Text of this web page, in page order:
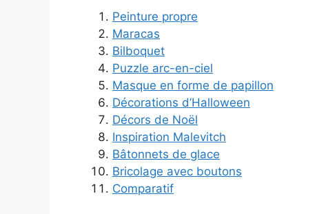
Peinture propre
Maracas
Bilboquet
Puzzle arc-en-ciel
Masque en forme de papillon
Décorations d’Halloween
Décors de Noël
Inspiration Malevitch
Bâtonnets de glace
Bricolage avec boutons
Comparatif